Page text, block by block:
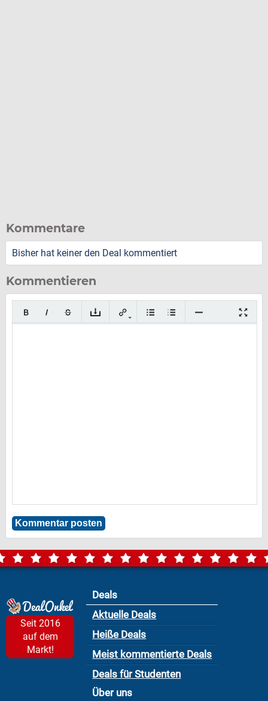
Kommentare
Bisher hat keiner den Deal kommentiert
Kommentieren
Seit 2016
auf dem
Markt!
Deals
Aktuelle Deals
Heiße Deals
Meist kommentierte Deals
Deals für Studenten
Über uns